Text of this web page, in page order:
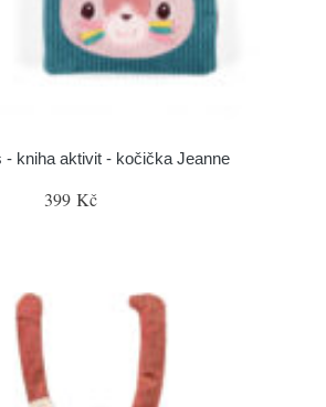
- kniha aktivit - kočička Jeanne
399 Kč